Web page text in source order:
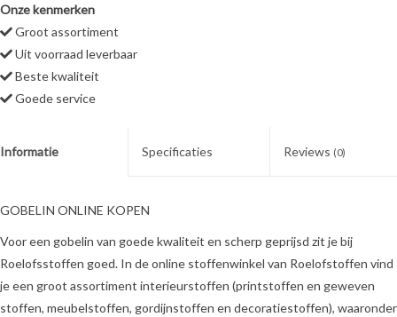
Onze kenmerken
Groot assortiment
Uit voorraad leverbaar
Beste kwaliteit
Goede service
Informatie Specificaties Reviews (0)
GOBELIN ONLINE KOPEN
Voor een gobelin van goede kwaliteit en scherp geprijsd zit je bij
Roelofsstoffen goed. In de online stoffenwinkel van Roelofstoffen vind
je een groot assortiment interieurstoffen (printstoffen en geweven
stoffen, meubelstoffen, gordijnstoffen en decoratiestoffen), waaronder